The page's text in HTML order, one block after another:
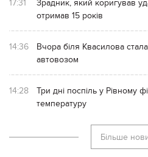
17:31
Зрадник, який коригував
отримав 15 років
14:36
Вчора біля Квасилова
автовозом
14:28
Три дні поспіль у Рівному
температуру
Більше